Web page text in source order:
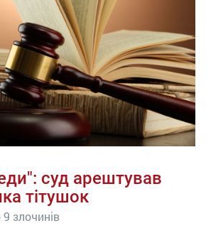
суд арештував
тітушок
злочинів